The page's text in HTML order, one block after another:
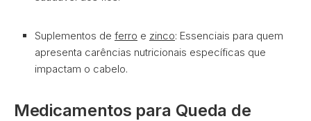
Suplementos de ferro e zinco: Essenciais para quem
apresenta carências nutricionais específicas que
impactam o cabelo.
Medicamentos para Queda de